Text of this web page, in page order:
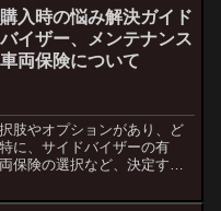
入時の悩み解決ガイド
バイザー、メンテナンス
両保険について
肢やオプションがあり、ど
に、サイドバイザーの有
保険の選択など、決定すべ